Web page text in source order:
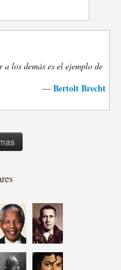
los demás es el ejemplo de
— Bertolt Brecht